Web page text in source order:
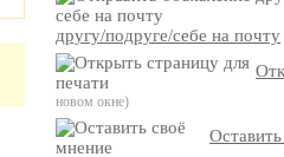
другу/подруге/себе на почту
новом окне)